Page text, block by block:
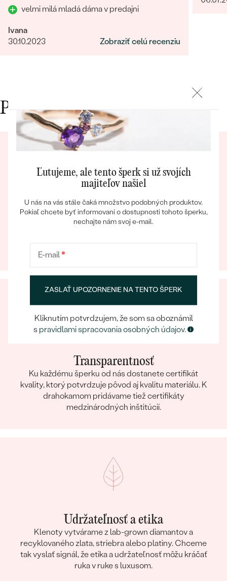
Wave kolekcia
OBJAVIŤ
PODĽA TVARU DRAHOKAMU
NA MIERU
Bestsellery
OBJAVIŤ
náušnice
OBJAVIŤ
prstene
velmi milá mladá dáma v predajni
Ivana
30.10.2023
Zobraziť celú recenziu
Prečo nakupovať v Eppi
Eppický zážitok
Pri nakupovaní online aj osobne sa môžete spoľahnúť
Transparentnosť
Ku každému šperku od nás dostanete certifikát
kvality, ktorý potvrdzuje pôvod aj kvalitu materiálu. K
drahokamom pridávame tiež certifikáty
medzinárodných inštitúcií.
Udržateľnosť a etika
Klenoty vytvárame z lab-grown diamantov a
recyklovaného zlata, striebra alebo platiny. Chceme
tak vyslať signál, že etika a udržateľnosť môžu kráčať
ruka v ruke s luxusom.
Ľutujeme, ale tento šperk si už svojích
majiteľov našiel
U nás na vás stále čaká množstvo podobných produktov.
Pokiaľ chcete byť informovaní o dostupnosti tohoto šperku,
nechajte nám svoj e-mail.
E-mail*
ZASLAŤ UPOZORNENIE NA TENTO ŠPERK
Kliknutím potvrdzujem, že som sa oboznámil
s pravidlami spracovania osobných údajov.